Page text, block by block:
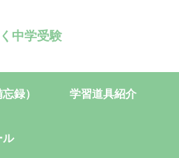
中学受験
録） 学習道具紹介
ル